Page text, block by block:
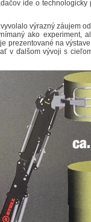
ide o technologicky
výrazný záujem
ako experiment,
prezentované na
v ďalšom vývoji s